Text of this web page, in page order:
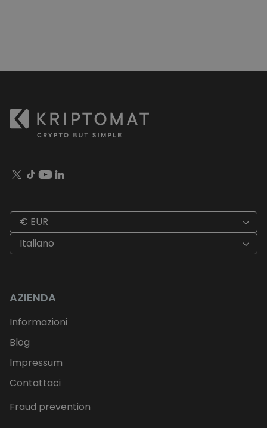
€ EUR
Italiano
AZIENDA
Informazioni
Blog
Impressum
Contattaci
Fraud prevention